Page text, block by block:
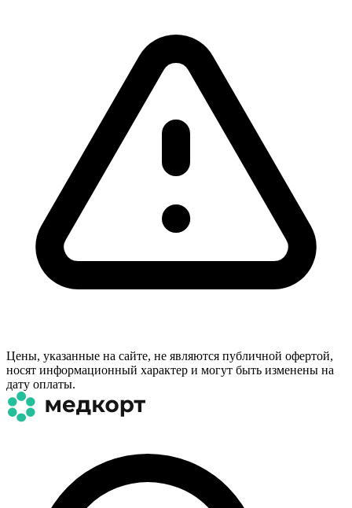
Цены, указанные на сайте, не являются публичной офертой,
носят информационный характер и могут быть изменены на
дату оплаты.